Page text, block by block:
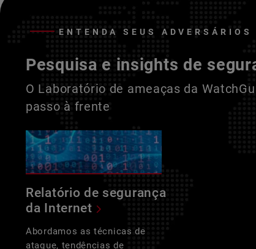
ENTENDA SEUS ADVERSÁRIOS
Pesquisa e insights de
O Laboratório de ameaças da
passo à frente
Relatório de segurança
da Internet
Abordamos as técnicas de
ataque, tendências de